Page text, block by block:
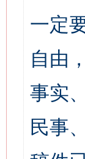
一定
自由
事实
民事